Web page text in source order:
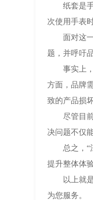
纸套是手
次使用手表
面对这一
题，并呼吁
事实上，
方面，品牌
致的产品损
尽管目前
决问题不仅
总之，“江
提升整体体验
以上就
为您服务。